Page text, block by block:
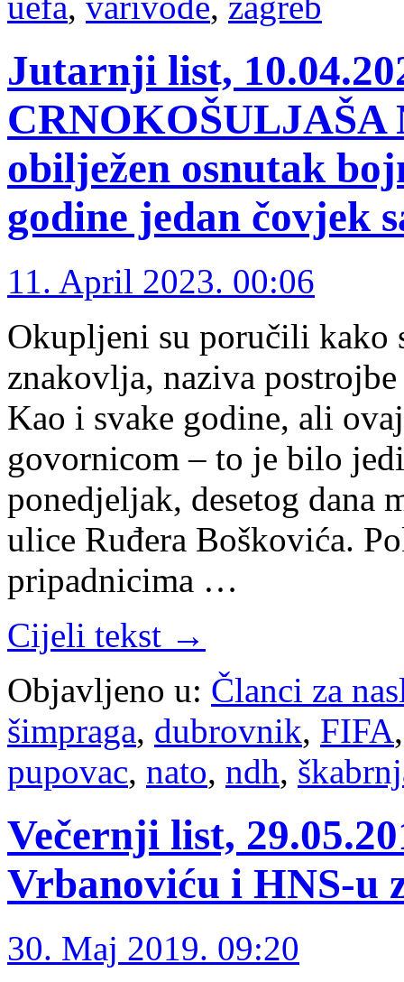
Jutarnji list,
CRNOKOŠULJAŠA
obilježen osnutak
godine jedan čovjek
11. April 2023. 00:06
Okupljeni su poručili kako
znakovlja, naziva
Kao i svake godine, ali
govornicom – to je bilo
ponedjeljak, desetog dana
ulice Ruđera Boškovića.
pripadnicima …
Cijeli tekst →
Objavljeno u: Članci za
šimpraga, dubrovnik, FIFA
pupovac, nato, ndh,
Večernji list,
Vrbanoviću i HNS-u
30. Maj 2019. 09:20